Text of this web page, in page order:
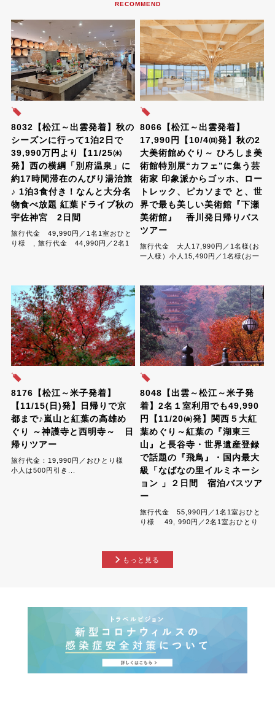
RECOMMEND
8032【松江～出雲発着】秋の
シーズンに行って1泊2日で
39,990万円より【11/25㈬
発】西の横綱「別府温泉」に
約17時間滞在のんびり湯治旅
♪ 1泊3食付き！なんと大分名
物食べ放題 紅葉ドライブ秋の
宇佐神宮 2日間
旅行代金 49,990円／1名1室おひと
り様 , 旅行代金 44,990円／2名1
8066【松江～出雲発着】
17,990円【10/4㈰発】秋の2
大美術館めぐり～ ひろしま美
術館特別展“カフェ”に集う芸
術家 印象派からゴッホ、ロー
トレック、ピカソまで と、世
界で最も美しい美術館『下瀬
美術館』 香川発日帰りバス
ツアー
旅行代金 大人17,990円／1名様(お
一人様）小人15,490円／1名様(お一
8176【松江～米子発着】
【11/15(日)発】日帰りで京
都まで♪嵐山と紅葉の高雄め
ぐり ～神護寺と西明寺～ 日
帰りツアー
旅行代金：19,990円／おひとり様
小人は500円引き...
8048【出雲～松江～米子発
着】2名１室利用でも49,990
円【11/20㈮発】関西５大紅
葉めぐり～紅葉の『湖東三
山』と長谷寺・世界遺産登録
で話題の『飛鳥』・国内最大
級「なばなの里イルミネーシ
ョン 」２日間 宿泊バスツア
ー
旅行代金 55,990円／1名1室おひと
り様 49, 990円／2名1室おひとり
もっと見る